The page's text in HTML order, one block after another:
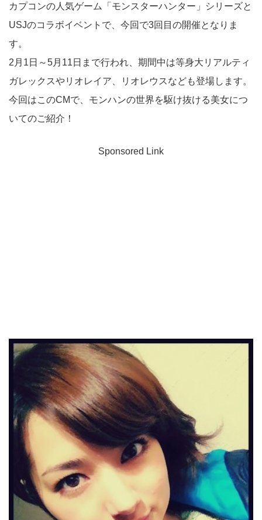
カプコンの人気ゲーム「モンスターハンター」シリーズと
USJのコラボイベントで、今回で3回目の開催となりま
す。
2月1日～5月11日まで行われ、期間中は等身大リアルティ
ガレックスやリオレイア、リオレウスなども登場します。
今回はこのCMで、モンハンの世界を駆け抜ける美女につ
いてのご紹介！
Sponsored Link